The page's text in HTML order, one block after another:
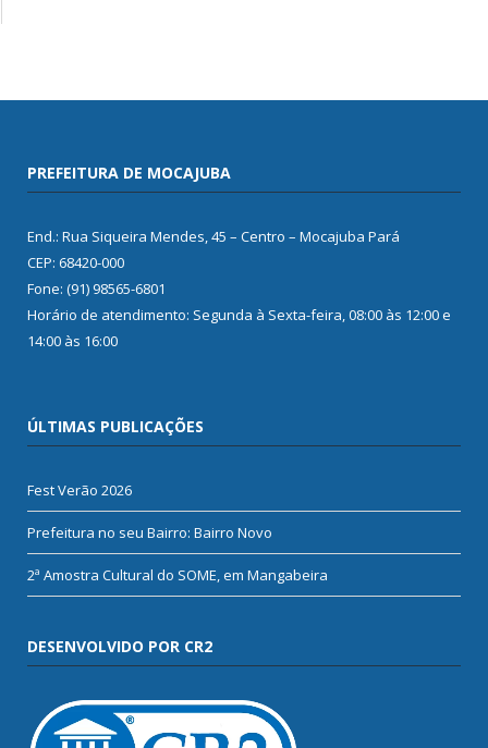
PREFEITURA DE MOCAJUBA
End.: Rua Siqueira Mendes, 45 – Centro – Mocajuba Pará
CEP: 68420-000
Fone: (91) 98565-6801
Horário de atendimento: Segunda à Sexta-feira, 08:00 às 12:00 e
14:00 às 16:00
ÚLTIMAS PUBLICAÇÕES
Fest Verão 2026
Prefeitura no seu Bairro: Bairro Novo
2ª Amostra Cultural do SOME, em Mangabeira
DESENVOLVIDO POR CR2